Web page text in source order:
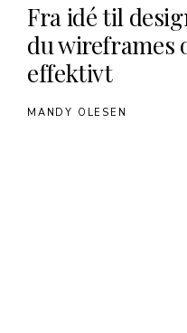
Fra idé til
du wireframes
effektivt
MANDY OLESEN